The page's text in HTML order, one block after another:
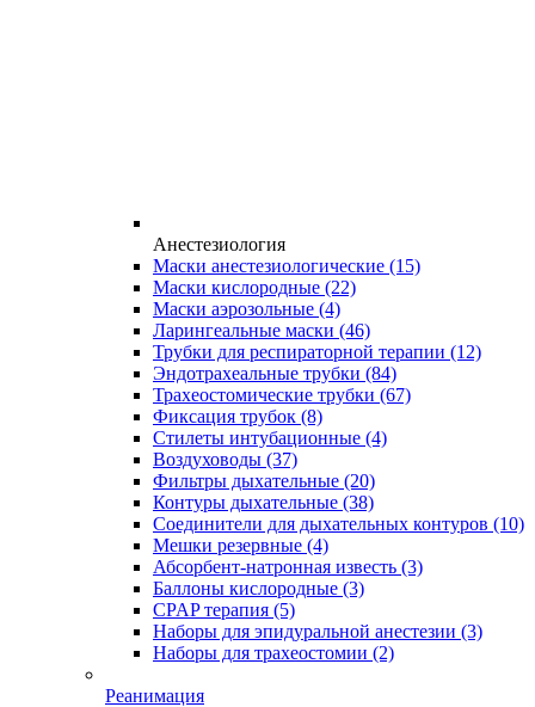
Анестезиология
Маски анестезиологические (15)
Маски кислородные (22)
Маски аэрозольные (4)
Ларингеальные маски (46)
Трубки для респираторной терапии (12)
Эндотрахеальные трубки (84)
Трахеостомические трубки (67)
Фиксация трубок (8)
Стилеты интубационные (4)
Воздуховоды (37)
Фильтры дыхательные (20)
Контуры дыхательные (38)
Соединители для дыхательных контуров (10)
Мешки резервные (4)
Абсорбент-натронная известь (3)
Баллоны кислородные (3)
CPAP терапия (5)
Наборы для эпидуральной анестезии (3)
Наборы для трахеостомии (2)
Реанимация